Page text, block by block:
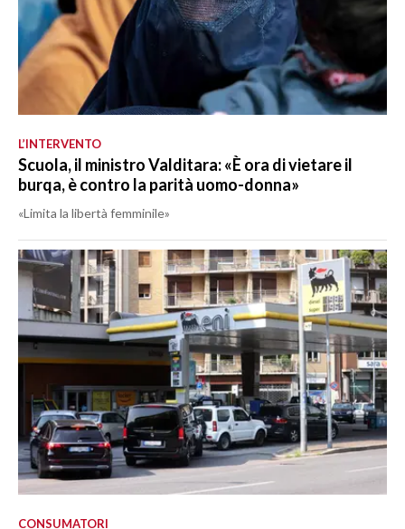
L’INTERVENTO
Scuola, il ministro Valditara: «È ora di vietare il
burqa, è contro la parità uomo-donna»
«Limita la libertà femminile»
CONSUMATORI